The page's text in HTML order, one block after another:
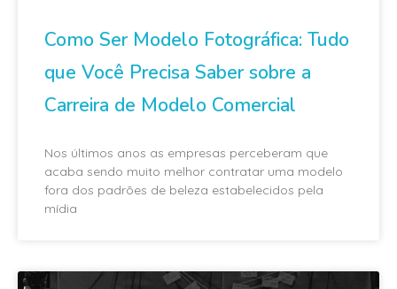
Como Ser Modelo Fotográfica: Tudo
que Você Precisa Saber sobre a
Carreira de Modelo Comercial
Nos últimos anos as empresas perceberam que
acaba sendo muito melhor contratar uma modelo
fora dos padrões de beleza estabelecidos pela
mídia